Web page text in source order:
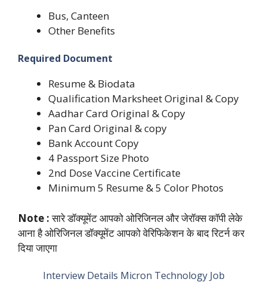
Bus, Canteen
Other Benefits
Required Document
Resume & Biodata
Qualification Marksheet Original & Copy
Aadhar Card Original & Copy
Pan Card Original & copy
Bank Account Copy
4 Passport Size Photo
2nd Dose Vaccine Certificate
Minimum 5 Resume & 5 Color Photos
Note :सारे डॉक्यूमेंट आपको ओरिजिनल और जेरॉक्स कॉपी लेके
आना है ओरिजिनल डॉक्यूमेंट आपको वेरिफिकेशन के बाद रिटर्न कर
दिया जाएगा
Interview Details Micron Technology Job